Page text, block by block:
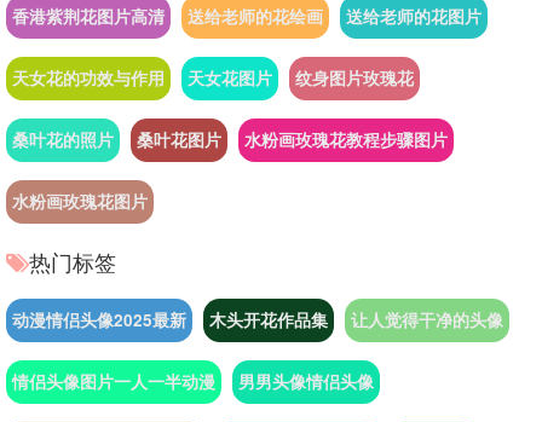
香港紫荆花图片高清 送给老师的花绘画 送给老师的花图片
天女花的功效与作用 天女花图片 纹身图片玫瑰花
桑叶花的照片 桑叶花图片 水粉画玫瑰花教程步骤图片
水粉画玫瑰花图片
热门标签
动漫情侣头像2025最新 木头开花作品集 让人觉得干净的头像
情侣头像图片一人一半动漫 男男头像情侣头像